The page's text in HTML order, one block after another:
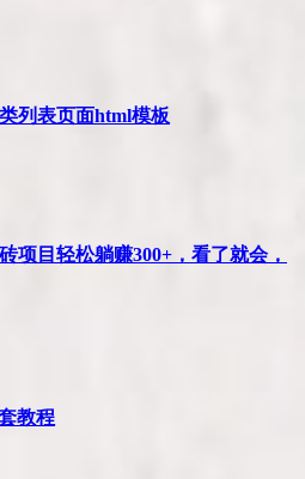
列表页面html模板
项目轻松躺赚300+，看了就会，
教程